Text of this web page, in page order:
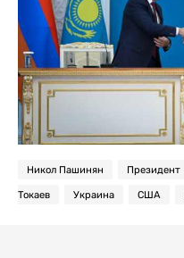
Никол Пашинян Президент
Токаев Украина США